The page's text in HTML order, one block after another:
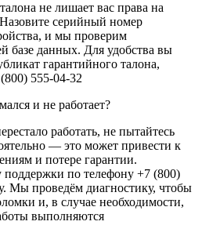
не лишает вас права на
серийный номер
и мы проверим
данных. Для удобства вы
гарантийного талона,
555-04-32
и не работает?
работать, не пытайтесь
— это может привести к
и потере гарантии.
по телефону +7 (800)
Мы проведём диагностику, чтобы
и, в случае необходимости,
выполняются